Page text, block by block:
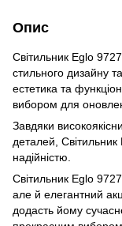
Опис
Світильник Eglo
стильного дизайну
естетика та
вибором для
Завдяки
деталей,
надійністю.
Світильник Eglo
але й елегантний
додасть йому